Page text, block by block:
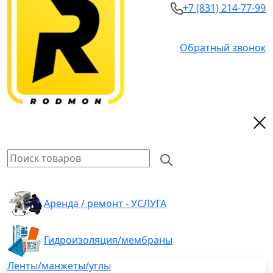
+7 (831) 214-77-99
Обратный звонок
Аренда / ремонт - УСЛУГА
Гидроизоляция/мембраны
Ленты/манжеты/углы